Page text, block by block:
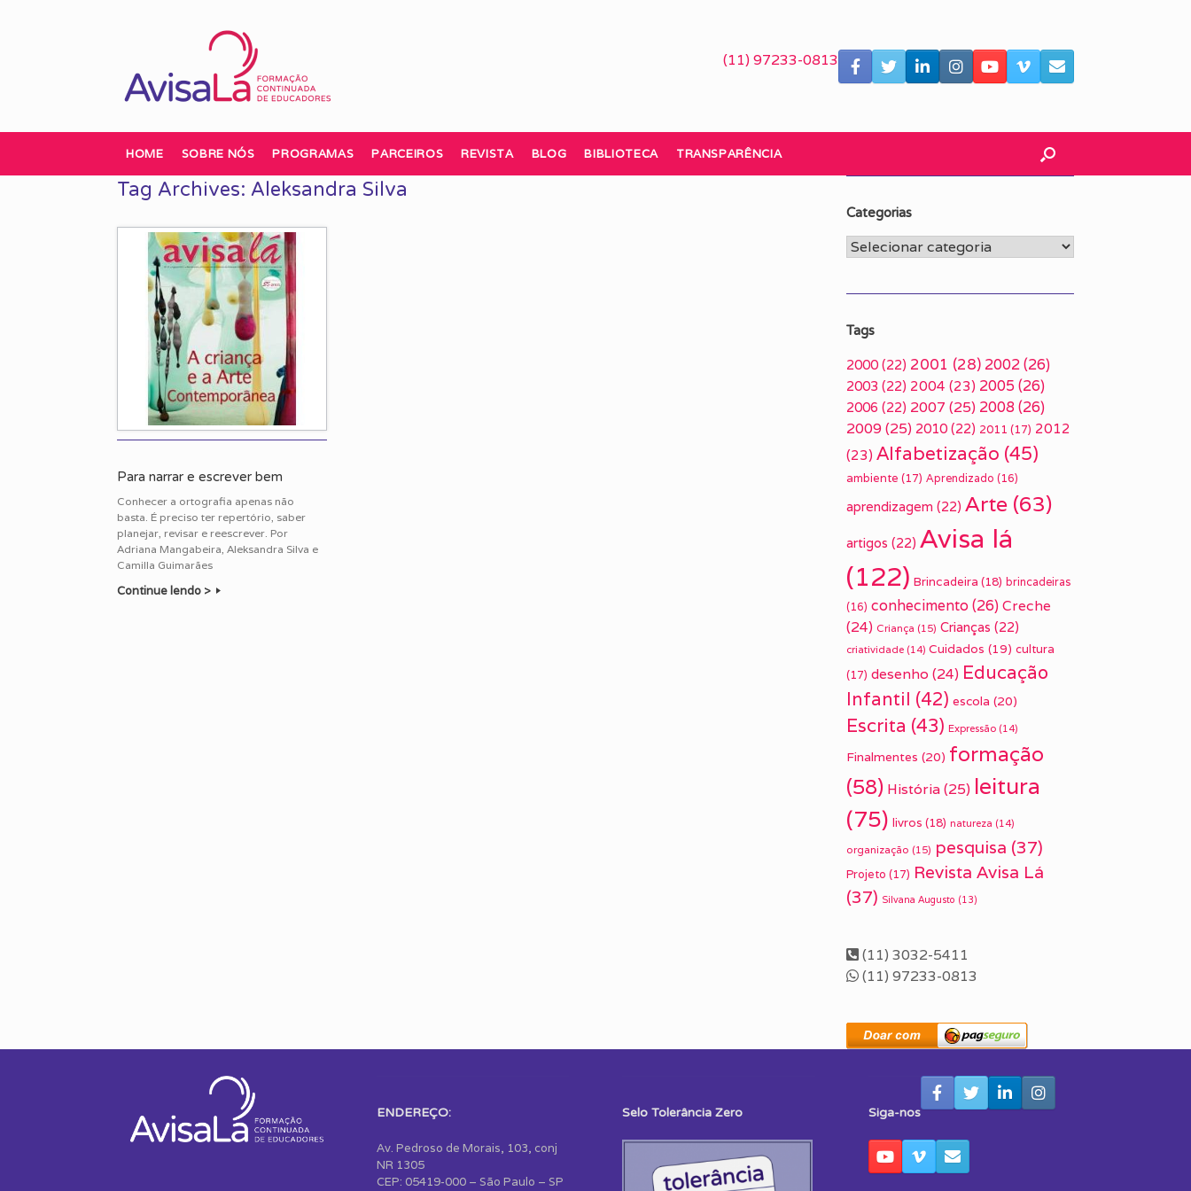
(11) 97233-0813
HOME SOBRE NÓS PROGRAMAS PARCEIROS REVISTA BLOG BIBLIOTECA TRANSPARÊNCIA
Tag Archives: Aleksandra Silva
Para narrar e escrever bem
Conhecer a ortografia apenas não
basta. É preciso ter repertório, saber
planejar, revisar e reescrever. Por
Adriana Mangabeira, Aleksandra Silva e
Camilla Guimarães
Continue lendo >
Categorias
Categorias
Tags
2000 (22) 2001 (28) 2002(26)
2003 (22) 2004 (23) 2005 (26)
2006 (22) 2007 (25) 2008(26)
2009(25) 2010 (22) 2011 (17) 2012
(23) Alfabetização (45)
ambiente (17) Aprendizado (16)
aprendizagem (22) Arte (63)
artigos (22) Avisa lá
(122) Brincadeira (18) brincadeiras
(16) conhecimento(26) Creche
(24) Criança (15) Crianças (22)
criatividade (14) Cuidados (19) cultura
(17) desenho (24) Educação
Infantil (42) escola (20)
Escrita (43) Expressão (14)
Finalmentes (20) formação
(58) História(25) leitura
(75) livros (18) natureza (14)
organização (15) pesquisa (37)
Projeto (17) Revista Avisa Lá
(37) Silvana Augusto (13)
(11) 3032-5411
(11) 97233-0813
ENDEREÇO:
Av. Pedroso de Morais, 103, conj
NR 1305
CEP: 05419-000 – São Paulo – SP
Selo Tolerância Zero Siga-nos